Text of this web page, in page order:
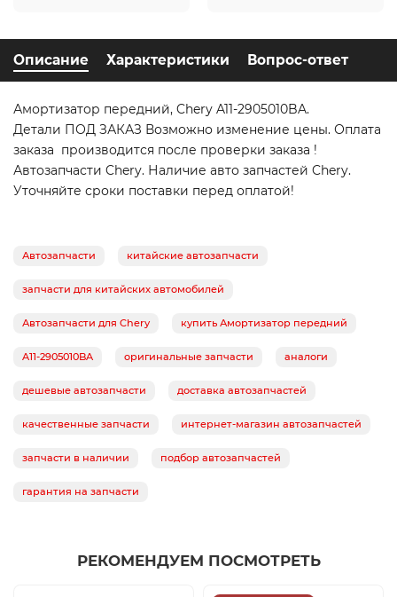
Описание Характеристики Вопрос-ответ
Амортизатор передний, Chery A11-2905010BA.
Детали ПОД ЗАКАЗ Возможно изменение цены. Оплата
заказа производится после проверки заказа !
Автозапчасти Chery. Наличие авто запчастей Chery.
Уточняйте сроки поставки перед оплатой!
Автозапчасти китайские автозапчасти
запчасти для китайских автомобилей
Автозапчасти для Chery купить Амортизатор передний
A11-2905010BA оригинальные запчасти аналоги
дешевые автозапчасти доставка автозапчастей
качественные запчасти интернет-магазин автозапчастей
запчасти в наличии подбор автозапчастей
гарантия на запчасти
РЕКОМЕНДУЕМ ПОСМОТРЕТЬ